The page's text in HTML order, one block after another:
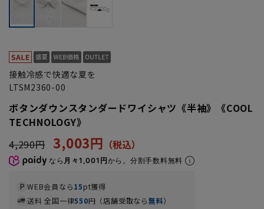
接触冷感で快適な夏を
LTSM2360-00
ボタンダウンスタンダードワイシャツ《半袖》《COOL
TECHNOLOGY》
4,290円 3,003円
なら 月々1,001円から。分割手数料無料
WEB会員なら15pt獲得
送料 全国一律550円（店舗受取なら無料）